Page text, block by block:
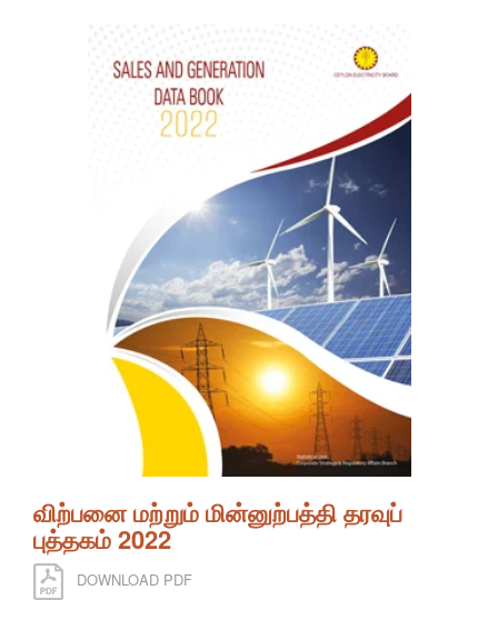
விற்பனை மற்றும் மின்னுற்பத்தி தரவுப்
புத்தகம் 2022
DOWNLOAD PDF